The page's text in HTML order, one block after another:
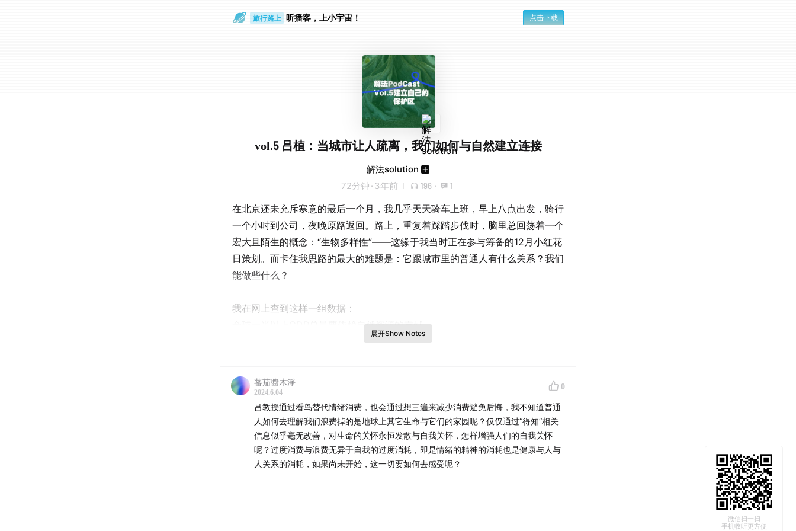
旅行路上 听播客，上小宇宙！ 点击下载
vol.5 吕植：当城市让人疏离，我们如何与自然建立连接
解法solution
72分钟 · 3年前 196 · 1
在北京还未充斥寒意的最后一个月，我几乎天天骑车上班，早上八点出发，骑行
一个小时到公司，夜晚原路返回。路上，重复着踩踏步伐时，脑里总回荡着一个
宏大且陌生的概念：“生物多样性”——这缘于我当时正在参与筹备的12月小红花
日策划。而卡住我思路的最大的难题是：它跟城市里的普通人有什么关系？我们
能做些什么？
我在网上查到这样一组数据：
全球一半以上GDP总量要依赖自然资源的贡献
30多亿人的生计依赖于海洋和沿海生物多样性
地球已失去1亿公顷的热带森林和超过85%的湿地
25%的物种正面临灭绝威胁。
心里头想着，认同着，但眼前望着的尽是一座座高楼、川流的铁皮车、横冲直撞
的电瓶车、红绿灯；两点一线；格子间。我穿行在城市的秩序之中，也淹没在这
秩序里。莫说这组与“生物多样性”有关的数据，就连自然和我的距离似乎也愈来
展开Show Notes
蕃茄醬木淨
2024.6.04
0
吕教授通过看鸟替代情绪消费，也会通过想三遍来减少消费避免后悔，我不知道普通
人如何去理解我们浪费掉的是地球上其它生命与它们的家园呢？仅仅通过“得知”相关
信息似乎毫无改善，对生命的关怀永恒发散与自我关怀，怎样增强人们的自我关怀
呢？过度消费与浪费无异于自我的过度消耗，即是情绪的精神的消耗也是健康与人与
人关系的消耗，如果尚未开始，这一切要如何去感受呢？
微信扫一扫
手机收听更方便